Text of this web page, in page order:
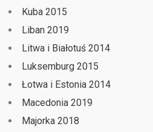
Kuba 2015
Liban 2019
Litwa i Białotuś 2014
Luksemburg 2015
Łotwa i Estonia 2014
Macedonia 2019
Majorka 2018